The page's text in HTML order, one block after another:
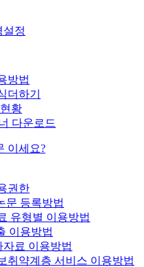
설정
방법
더하기
황
다운로드
이세요?
권한
문 등록방법
유형별 이용방법
이용방법
자료 이용방법
취약계층 서비스 이용방법